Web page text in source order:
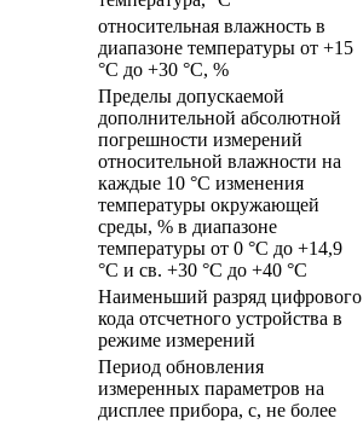
относительная влажность в
диапазоне температуры от +15
°C до +30 °C, %
Пределы допускаемой
дополнительной абсолютной
погрешности измерений
относительной влажности на
каждые 10 °C изменения
температуры окружающей
среды, % в диапазоне
температуры от 0 °C до +14,9
°C и св. +30 °C до +40 °C
Наименьший разряд цифрового
кода отсчетного устройства в
режиме измерений
Период обновления
измеренных параметров на
дисплее прибора, с, не более